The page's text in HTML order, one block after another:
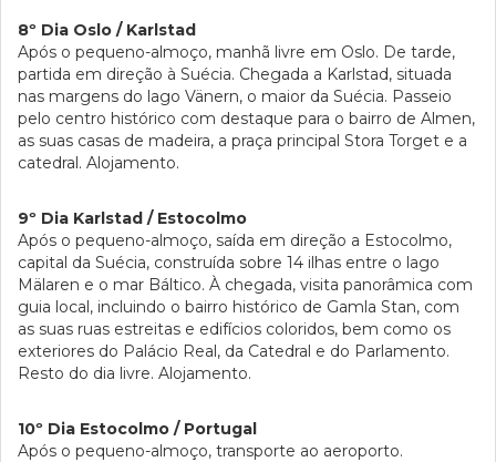
8º Dia Oslo / Karlstad
Após o pequeno-almoço, manhã livre em Oslo. De tarde,
partida em direção à Suécia. Chegada a Karlstad, situada
nas margens do lago Vänern, o maior da Suécia. Passeio
pelo centro histórico com destaque para o bairro de Almen,
as suas casas de madeira, a praça principal Stora Torget e a
catedral. Alojamento.
9º Dia Karlstad / Estocolmo
Após o pequeno-almoço, saída em direção a Estocolmo,
capital da Suécia, construída sobre 14 ilhas entre o lago
Mälaren e o mar Báltico. À chegada, visita panorâmica com
guia local, incluindo o bairro histórico de Gamla Stan, com
as suas ruas estreitas e edifícios coloridos, bem como os
exteriores do Palácio Real, da Catedral e do Parlamento.
Resto do dia livre. Alojamento.
10º Dia Estocolmo / Portugal
Após o pequeno-almoço, transporte ao aeroporto.